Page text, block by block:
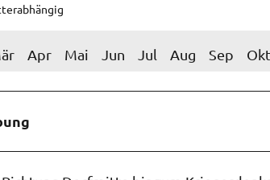
Apr Mai Jun Jul Aug Sep Okt